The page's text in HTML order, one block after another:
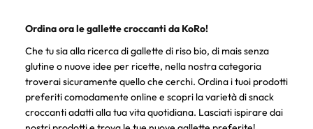
Ordina ora le gallette croccanti da KoRo!
Che tu sia alla ricerca di gallette di riso bio, di mais senza
glutine o nuove idee per ricette, nella nostra categoria
troverai sicuramente quello che cerchi. Ordina i tuoi prodotti
preferiti comodamente online e scopri la varietà di snack
croccanti adatti alla tua vita quotidiana. Lasciati ispirare dai